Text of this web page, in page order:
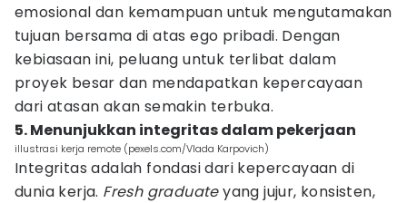
emosional dan kemampuan untuk mengutamakan
tujuan bersama di atas ego pribadi. Dengan
kebiasaan ini, peluang untuk terlibat dalam
proyek besar dan mendapatkan kepercayaan
dari atasan akan semakin terbuka.
5. Menunjukkan integritas dalam pekerjaan
illustrasi kerja remote (pexels.com/Vlada Karpovich)
Integritas adalah fondasi dari kepercayaan di
dunia kerja. Fresh graduateyang jujur, konsisten,